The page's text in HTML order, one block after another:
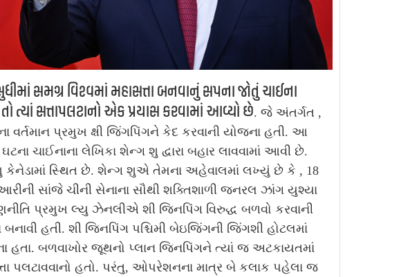
સમગ્ર વિશ્વમાં મહાસત્તા બનવાનું સપના જોતું ચાઈના
ત્યાં સત્તાપલટાનો એક પ્રયાસ કરવામાં આવ્યો છે. જે અંતર્ગત ,
વર્તમાન પ્રમુખ ક્ષી જિંગપિંગને કેદ કરવાની યોજના હતી. આ
ચાઈનાના લેખિકા શેન્ગ શુ દ્વારા બહાર લાવવામાં આવી છે.
સ્થિત છે. શેન્ગ શુએ તેમના અહેવાલમાં લખ્યું છે કે , 18
સાંજે ચીની સેનાના સૌથી શક્તિશાળી જનરલ ઝાંગ યુશ્યા
પ્રમુખ લ્યુ ઝેનલીએ શી જિનપિંગ વિરુદ્ધ બળવો કરવાની
હતી. શી જિનપિંગ પશ્ચિમી બેઇજિંગની જિંગશી હોટલમાં
હતા. બળવાખોર જૂથનો પ્લાન જિનપિંગને ત્યાં જ અટકાયતમાં
પલટાવવાનો હતો. પરંતુ, ઓપરેશનના માત્ર બે કલાક પહેલા જ